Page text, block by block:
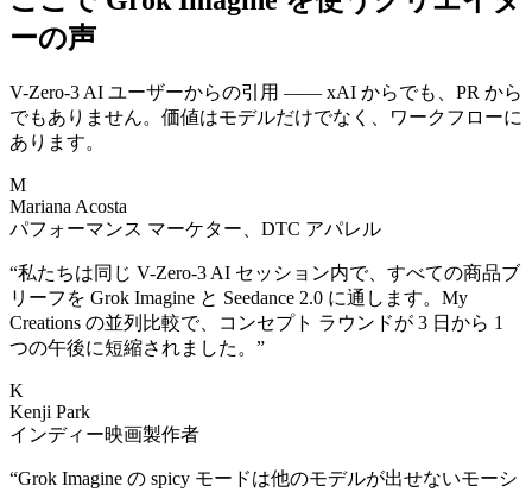
ーの声
V-Zero-3 AI ユーザーからの引用 —— xAI からでも、PR から
でもありません。価値はモデルだけでなく、ワークフローに
あります。
M
Mariana Acosta
パフォーマンス マーケター、DTC アパレル
“私たちは同じ V-Zero-3 AI セッション内で、すべての商品ブ
リーフを Grok Imagine と Seedance 2.0 に通します。My
Creations の並列比較で、コンセプト ラウンドが 3 日から 1
つの午後に短縮されました。 ”
K
Kenji Park
インディー映画製作者
“Grok Imagine の spicy モードは他のモデルが出せないモーシ